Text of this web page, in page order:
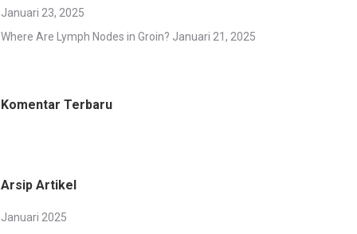
Januari 23, 2025
Where Are Lymph Nodes in Groin? Januari 21, 2025
Komentar Terbaru
Arsip Artikel
Januari 2025